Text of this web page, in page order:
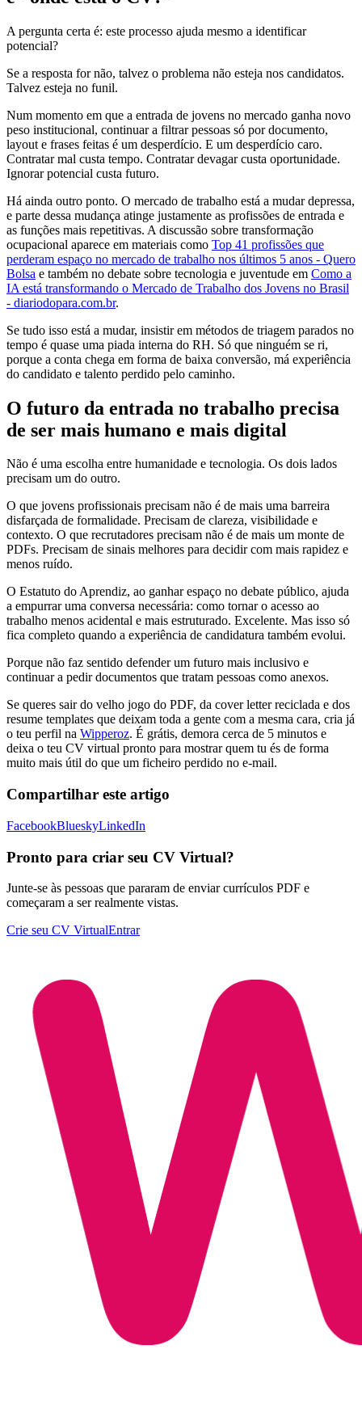
A pergunta certa é: este processo ajuda mesmo a identificar
potencial?
Se a resposta for não, talvez o problema não esteja nos candidatos.
Talvez esteja no funil.
Num momento em que a entrada de jovens no mercado ganha novo
peso institucional, continuar a filtrar pessoas só por documento,
layout e frases feitas é um desperdício. E um desperdício caro.
Contratar mal custa tempo. Contratar devagar custa oportunidade.
Ignorar potencial custa futuro.
Há ainda outro ponto. O mercado de trabalho está a mudar depressa,
e parte dessa mudança atinge justamente as profissões de entrada e
as funções mais repetitivas. A discussão sobre transformação
ocupacional aparece em materiais como Top 41 profissões que
perderam espaço no mercado de trabalho nos últimos 5 anos - Quero
Bolsa e também no debate sobre tecnologia e juventude em Como a
IA está transformando o Mercado de Trabalho dos Jovens no Brasil
- diariodopara.com.br.
Se tudo isso está a mudar, insistir em métodos de triagem parados no
tempo é quase uma piada interna do RH. Só que ninguém se ri,
porque a conta chega em forma de baixa conversão, má experiência
do candidato e talento perdido pelo caminho.
O futuro da entrada no trabalho precisa
de ser mais humano e mais digital
Não é uma escolha entre humanidade e tecnologia. Os dois lados
precisam um do outro.
O que jovens profissionais precisam não é de mais uma barreira
disfarçada de formalidade. Precisam de clareza, visibilidade e
contexto. O que recrutadores precisam não é de mais um monte de
PDFs. Precisam de sinais melhores para decidir com mais rapidez e
menos ruído.
O Estatuto do Aprendiz, ao ganhar espaço no debate público, ajuda
a empurrar uma conversa necessária: como tornar o acesso ao
trabalho menos acidental e mais estruturado. Excelente. Mas isso só
fica completo quando a experiência de candidatura também evolui.
Porque não faz sentido defender um futuro mais inclusivo e
continuar a pedir documentos que tratam pessoas como anexos.
Se queres sair do velho jogo do PDF, da cover letter reciclada e dos
resume templates que deixam toda a gente com a mesma cara, cria já
o teu perfil na Wipperoz. É grátis, demora cerca de 5 minutos e
deixa o teu CV virtual pronto para mostrar quem tu és de forma
muito mais útil do que um ficheiro perdido no e-mail.
Compartilhar este artigo
FacebookBlueskyLinkedIn
Pronto para criar seu CV Virtual?
Junte-se às pessoas que pararam de enviar currículos PDF e
começaram a ser realmente vistas.
Crie seu CV VirtualEntrar